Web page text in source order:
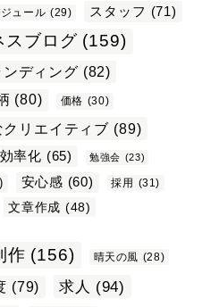
ュール (29) スタッフ (71)
スブログ (159)
ンディング (82)
(80) 価格 (30)
リエイティブ (89)
効率化 (65) 勉強会 (23)
安心感 (60) 採用 (31)
文章作成 (48)
作 (156) 晴天の風 (28)
(79) 求人 (94)